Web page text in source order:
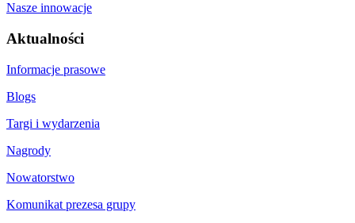
Nasze innowacje
Aktualności
Informacje prasowe
Blogs
Targi i wydarzenia
Nagrody
Nowatorstwo
Komunikat prezesa grupy